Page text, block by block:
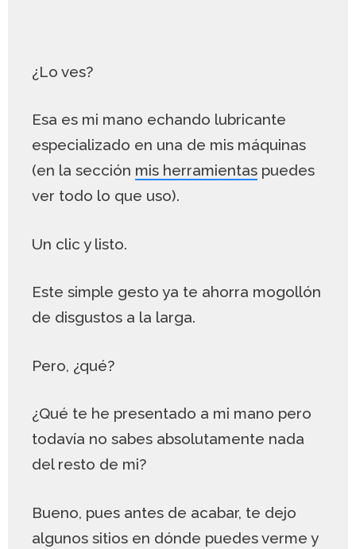
¿Lo ves?
Esa es mi mano echando lubricante
especializado en una de mis máquinas
(en la sección mis herramientas puedes
ver todo lo que uso).
Un clic y listo.
Este simple gesto ya te ahorra mogollón
de disgustos a la larga.
Pero, ¿qué?
¿Qué te he presentado a mi mano pero
todavía no sabes absolutamente nada
del resto de mi?
Bueno, pues antes de acabar, te dejo
algunos sitios en dónde puedes verme y